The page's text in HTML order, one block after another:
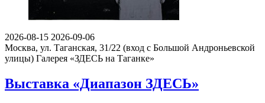
2026-08-15 2026-09-06
Москва, ул. Таганская, 31/22 (вход с Большой Андроньевской
улицы) Галерея «ЗДЕСЬ на Таганке»
Выставка «Диапазон ЗДЕСЬ»